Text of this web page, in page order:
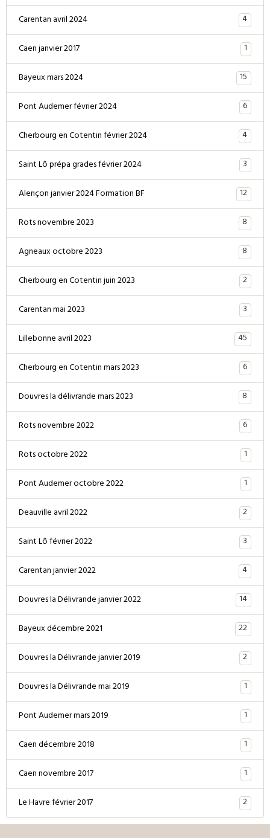
Carentan avril 2024
4
Caen janvier 2017
1
Bayeux mars 2024
15
Pont Audemer février 2024
6
Cherbourg en Cotentin février 2024
4
Saint Lô prépa grades février 2024
3
Alençon janvier 2024 Formation BF
12
Rots novembre 2023
8
Agneaux octobre 2023
8
Cherbourg en Cotentin juin 2023
2
Carentan mai 2023
3
Lillebonne avril 2023
45
Cherbourg en Cotentin mars 2023
6
Douvres la délivrande mars 2023
8
Rots novembre 2022
6
Rots octobre 2022
1
Pont Audemer octobre 2022
1
Deauville avril 2022
2
Saint Lô février 2022
3
Carentan janvier 2022
4
Douvres la Délivrande janvier 2022
14
Bayeux décembre 2021
22
Douvres la Délivrande janvier 2019
2
Douvres la Délivrande mai 2019
1
Pont Audemer mars 2019
1
Caen décembre 2018
1
Caen novembre 2017
1
Le Havre février 2017
2